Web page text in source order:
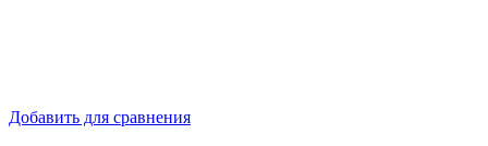
Добавить для сравнения